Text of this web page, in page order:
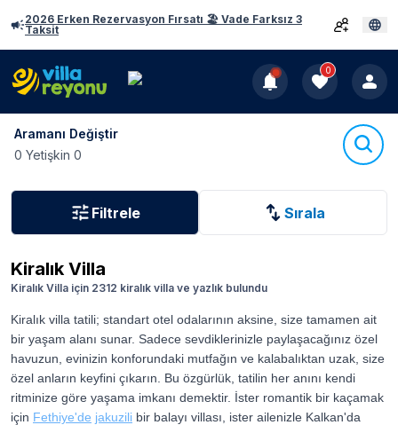
2026 Erken Rezervasyon Fırsatı 🏖️ Vade Farksız 3
Taksit
0
Aramanı Değiştir
0 Yetişkin 0
Filtrele Sırala
Kiralık Villa
Kiralık Villa için 2312 kiralık villa ve yazlık bulundu
Kiralık villa tatili; standart otel odalarının aksine, size tamamen ait
bir yaşam alanı sunar. Sadece sevdiklerinizle paylaşacağınız özel
havuzun, evinizin konforundaki mutfağın ve kalabalıktan uzak, size
özel anların keyfini çıkarın. Bu özgürlük, tatilin her anını kendi
ritminize göre yaşama imkanı demektir. İster romantik bir kaçamak
için Fethiye'de jakuzili bir balayı villası, ister ailenizle Kalkan'da